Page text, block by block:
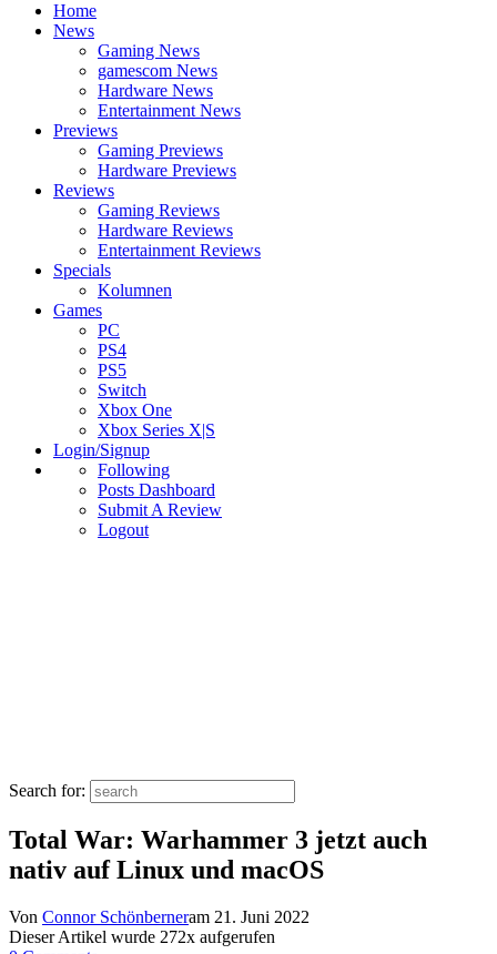
Home
News
Gaming News
gamescom News
Hardware News
Entertainment News
Previews
Gaming Previews
Hardware Previews
Reviews
Gaming Reviews
Hardware Reviews
Entertainment Reviews
Specials
Kolumnen
Games
PC
PS4
PS5
Switch
Xbox One
Xbox Series X|S
Login/Signup
Following
Posts Dashboard
Submit A Review
Logout
Search for:
Total War: Warhammer 3 jetzt auch
nativ auf Linux und macOS
Von Connor Schönberneram 21. Juni 2022
Dieser Artikel wurde 272x aufgerufen